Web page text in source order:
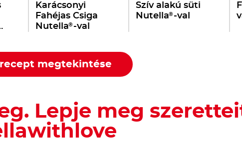
Karácsonyi
Fahéjas Csiga
Nutella®-val
Szív alakú süti
Nutella®-val
recept megtekintése
Lepje meg